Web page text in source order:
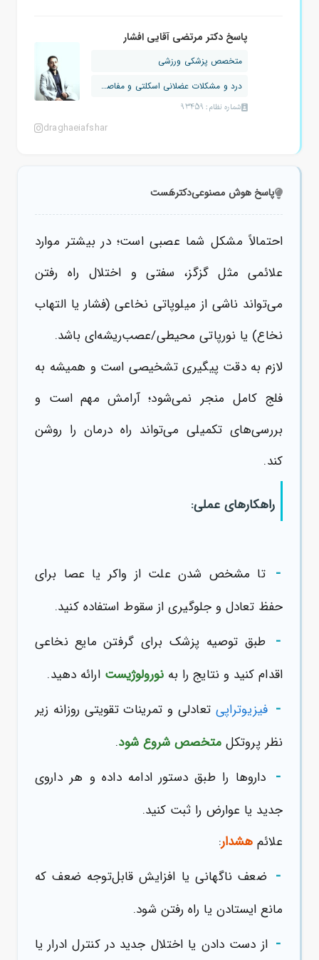
پاسخ دکتر مرتضی آقایی افشار
متخصص پزشکی ورزشی
درد و مشکلات عضلانی اسکلتی و مفاصل ، ...
شماره نظام: 93459
draghaeiafshar
پاسخ هوش مصنوعیدکترهَست
احتمالاً مشکل شما عصبی است؛ در بیشتر موارد
علائمی مثل گزگز، سفتی و اختلال راه رفتن
می‌تواند ناشی از میلوپاتی نخاعی (فشار یا التهاب
نخاع) یا نورپاتی محیطی/عصب‌ریشه‌ای باشد.
لازم به دقت پیگیری تشخیصی است و همیشه به
فلج کامل منجر نمی‌شود؛ آرامش مهم است و
بررسی‌های تکمیلی می‌تواند راه درمان را روشن
کند.
راهکارهای عملی:
- تا مشخص شدن علت از واکر یا عصا برای
حفظ تعادل و جلوگیری از سقوط استفاده کنید.
- طبق توصیه پزشک برای گرفتن مایع نخاعی
اقدام کنید و نتایج را به نورولوژیست ارائه دهید.
- فیزیوتراپی تعادلی و تمرینات تقویتی روزانه زیر
نظر پروتکلمتخصص شروع شود.
- داروها را طبق دستور ادامه داده و هر داروی
جدید یا عوارض را ثبت کنید.
علائم هشدار:
- ضعف ناگهانی یا افزایش قابل‌توجه ضعف که
مانع ایستادن یا راه رفتن شود.
- از دست دادن یا اختلال جدید در کنترل ادرار یا